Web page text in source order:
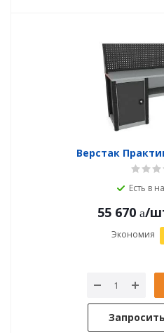
Верстак
Есть в
55 670 /
Экономия